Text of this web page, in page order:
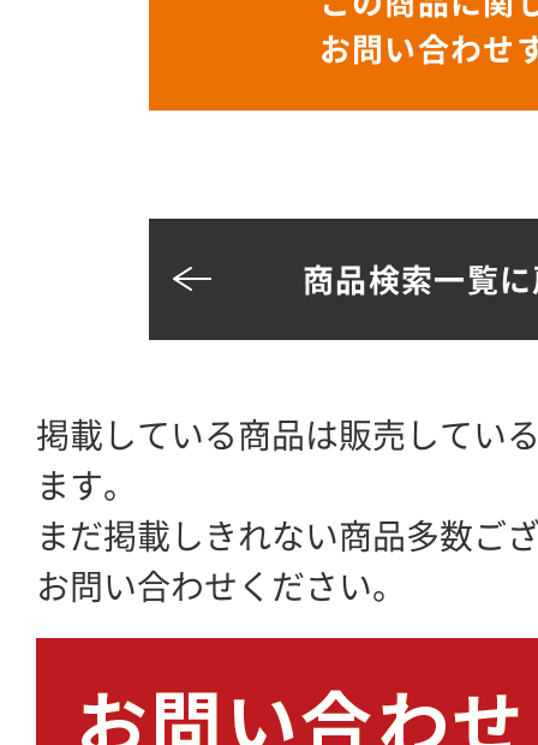
お問い合わせ
商品検索一覧
掲載している商品は販売してい
ます。
まだ掲載しきれない商品多数ご
お問い合わせください。